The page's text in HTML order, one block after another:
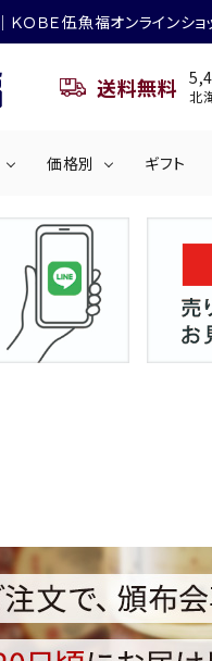
ＢＥ伍魚福オンラインショ
送料無料 北
のおとも 丸う
価格別
4,001円～5,000円
ギフト